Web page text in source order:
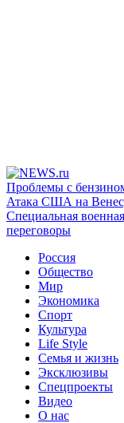
Проблемы с
Атака США на
Специальная
переговоры
Россия
Общество
Мир
Экономика
Спорт
Культура
Life Style
Семья и жизнь
Эксклюзивы
Спецпроекты
Видео
О нас